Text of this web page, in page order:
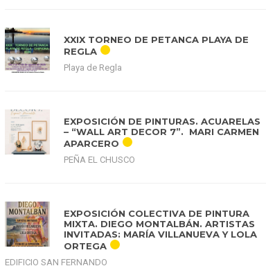
XXIX TORNEO DE PETANCA PLAYA DE
REGLA
Playa de Regla
EXPOSICIÓN DE PINTURAS. ACUARELAS
– “WALL ART DECOR 7”. MARI CARMEN
APARCERO
PEÑA EL CHUSCO
EXPOSICIÓN COLECTIVA DE PINTURA
MIXTA. DIEGO MONTALBÁN. ARTISTAS
INVITADAS: MARÍA VILLANUEVA Y LOLA
ORTEGA
EDIFICIO SAN FERNANDO